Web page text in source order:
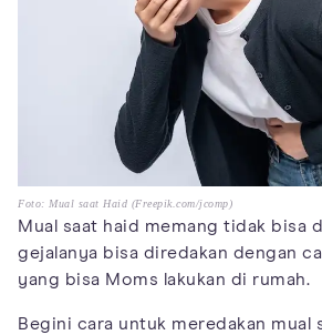
Foto: Mual saat Haid (Freepik.com/jcomp)
Mual saat haid memang tidak bisa
gejalanya bisa diredakan dengan
yang bisa Moms lakukan di rumah.
Begini cara untuk meredakan mual